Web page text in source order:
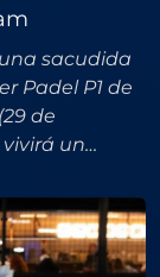
sacudida
Padel P1 de
de
un